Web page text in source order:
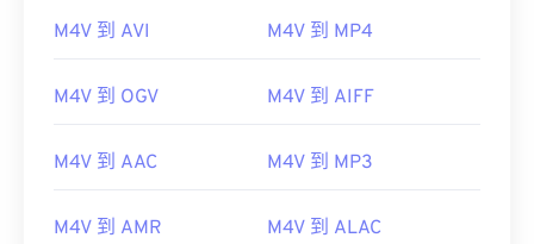
M4V 到 AVI M4V 到 MP4
M4V 到 OGV M4V 到 AIFF
M4V 到 AAC M4V 到 MP3
M4V 到 AMR M4V 到 ALAC